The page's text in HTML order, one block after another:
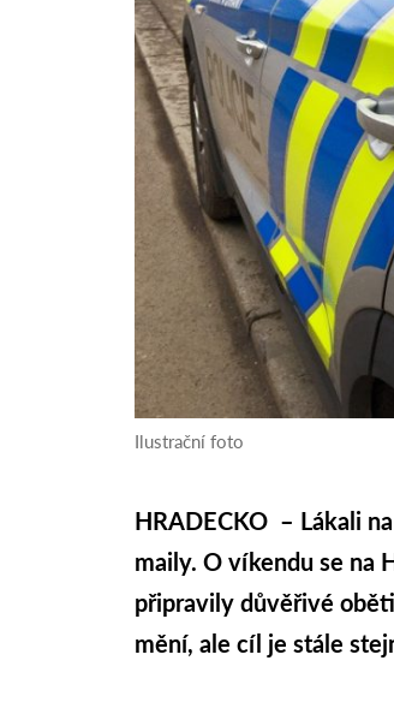
Ilustrační foto
HRADECKO – Lákali
maily. O víkendu se na
připravily důvěřivé
mění, ale cíl je stále